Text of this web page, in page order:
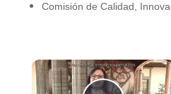
Comisión de Calidad,
×